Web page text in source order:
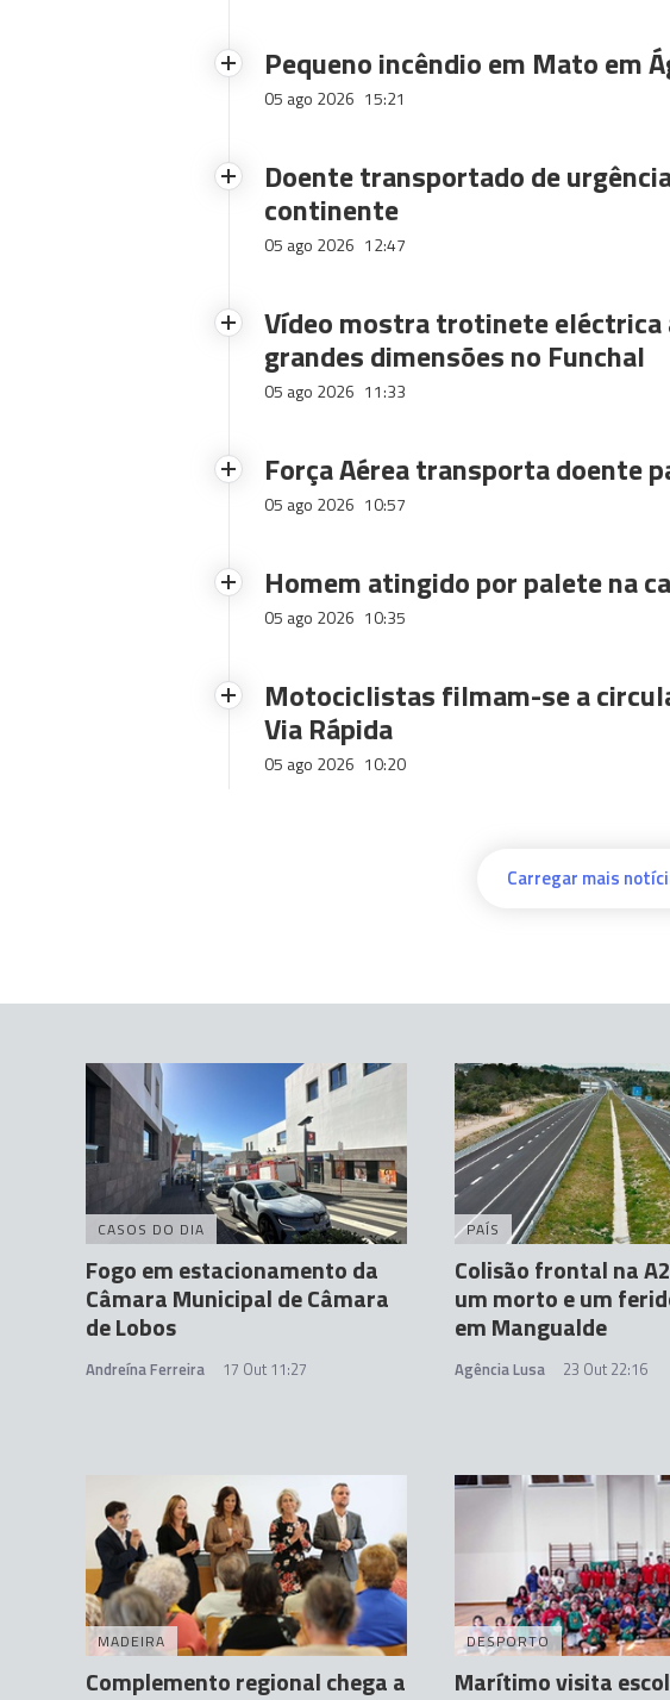
Pequeno incêndio em Mato em
05 ago 2026 15:21
Doente transportado de
continente
05 ago 2026 12:47
Vídeo mostra trotinete eléctrica
grandes dimensões no Funchal
05 ago 2026 11:33
Força Aérea transporta doente
05 ago 2026 10:57
Homem atingido por palete na
05 ago 2026 10:35
Motociclistas filmam-se a
Via Rápida
05 ago 2026 10:20
Carregar mais
CASOS DO DIA
Fogo em estacionamento da
Câmara Municipal de Câmara
de Lobos
Andreína Ferreira 17 Out 11:27
PAÍS
Colisão frontal na
um morto e um
em Mangualde
Agência Lusa 23 Out 22:16
MADEIRA
Complemento regional chega a
DESPORTO
Marítimo visita